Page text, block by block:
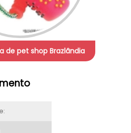
de pet shop Brazlândia